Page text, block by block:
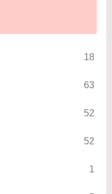
18
63
52
52
1